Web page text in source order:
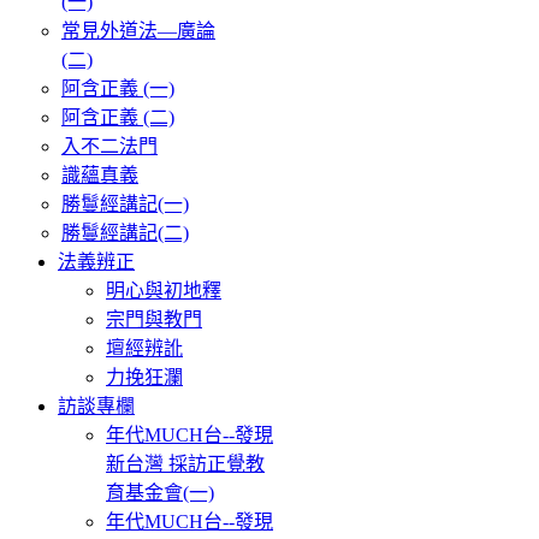
常見外道法—廣論
(二)
阿含正義 (一)
阿含正義 (二)
入不二法門
識蘊真義
勝鬘經講記(一)
勝鬘經講記(二)
法義辨正
明心與初地釋
宗門與教門
壇經辨訛
力挽狂瀾
訪談專欄
年代MUCH台--發現
新台灣 採訪正覺教
育基金會(一)
年代MUCH台--發現